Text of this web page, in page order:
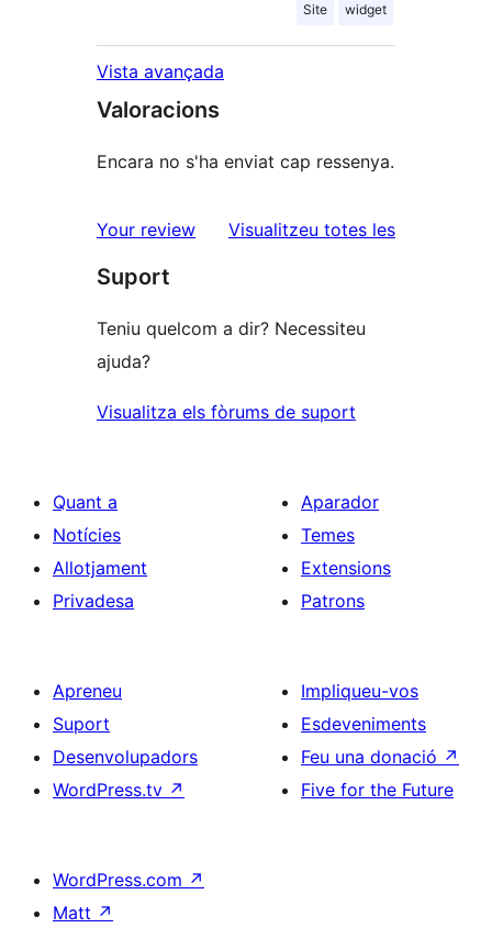
Site widget
Vista avançada
Valoracions
Encara no s'ha enviat cap ressenya.
Your review Visualitzeu totes lesressenyes
Suport
Teniu quelcom a dir? Necessiteu
ajuda?
Visualitza els fòrums de suport
Quant a
Notícies
Allotjament
Privadesa
Aparador
Temes
Extensions
Patrons
Apreneu
Suport
Desenvolupadors
WordPress.tv ↗
Impliqueu-vos
Esdeveniments
Feu una donació ↗
Five for the Future
WordPress.com ↗
Matt ↗